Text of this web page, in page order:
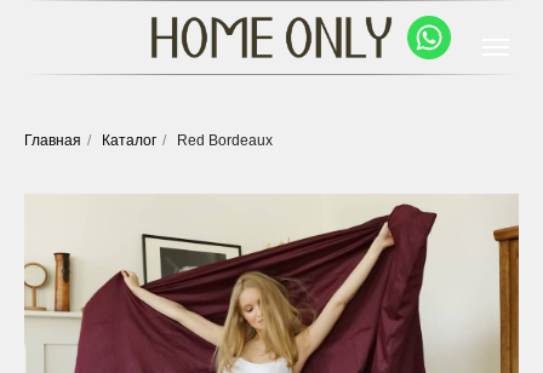
Главная / Каталог / Red Bordeaux